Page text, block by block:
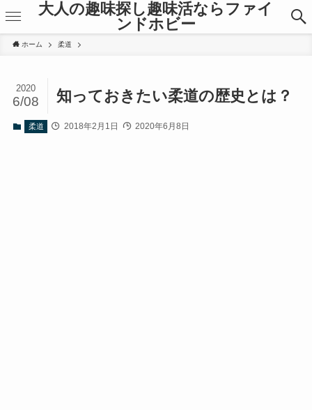
大人の趣味探し趣味活ならファイ
ンドホビー
ホーム 柔道
知っておきたい柔道の歴史とは？
2020
6/08
柔道 2018年2月1日 2020年6月8日